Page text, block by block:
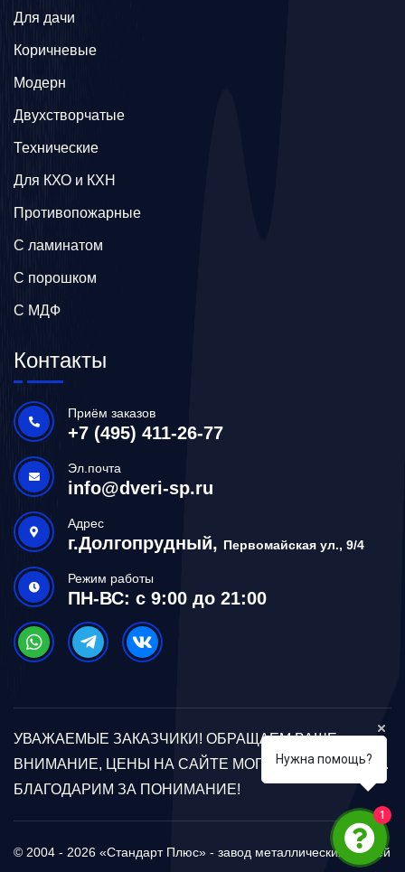
Для дачи
Коричневые
Модерн
Двухстворчатые
Технические
Для КХО и КХН
Противопожарные
С ламинатом
С порошком
С МДФ
Контакты
Приём заказов
+7 (495) 411-26-77
Эл.почта
info@dveri-sp.ru
Адрес
г.Долгопрудный, Первомайская ул., 9/4
Режим работы
ПН-ВС: с 9:00 до 21:00
УВАЖАЕМЫЕ ЗАКАЗЧИКИ! ОБРАЩАЕМ ВАШЕ
ВНИМАНИЕ, ЦЕНЫ НА САЙТЕ МОГУТ ОТЛИЧАТЬСЯ.
БЛАГОДАРИМ ЗА ПОНИМАНИЕ!
© 2004 - 2026 «Стандарт Плюс» - завод металлических дверей
Нужна помощь?
1